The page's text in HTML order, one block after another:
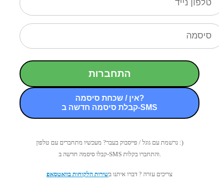
התחברות
אין / שכחת סיסמה?
קבלת סיסמה חדשה ב-SMS
נרשמת עם גוגל / פייסבוק בעבר? מעכשיו מתחברים עם טלפון :)
קבלו סיסמה חדשה ב-SMS והתחברו בקלות.
צריכים עזרה ? דברו איתנו בשירות הלקוחות בוואטסאפ